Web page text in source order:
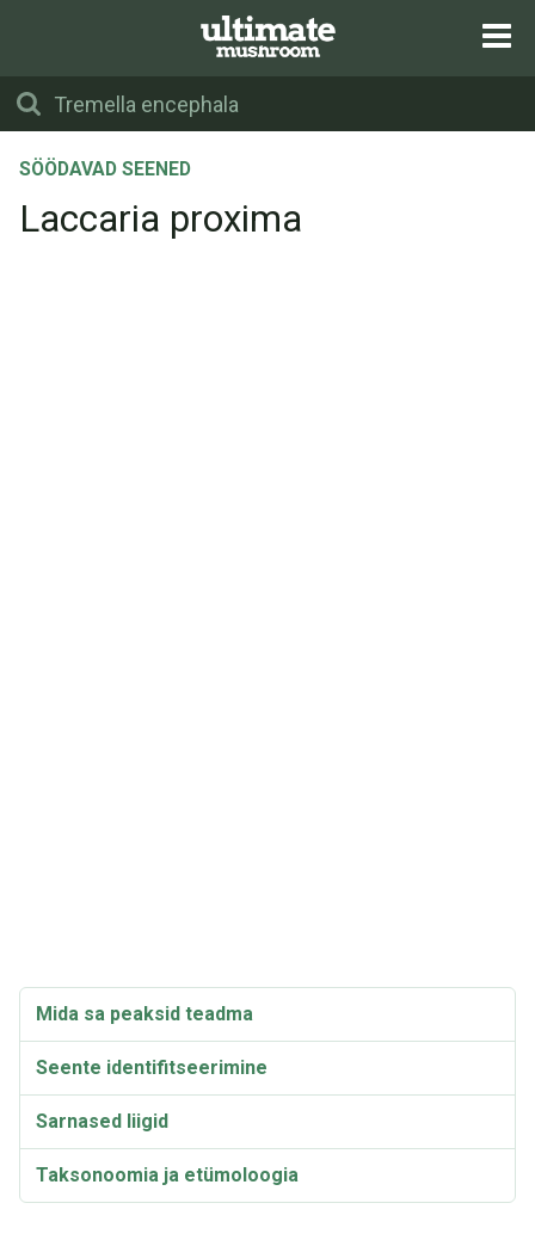
SÖÖDAVAD SEENED
Laccaria proxima
Mida sa peaksid teadma
Seente identifitseerimine
Sarnased liigid
Taksonoomia ja etümoloogia